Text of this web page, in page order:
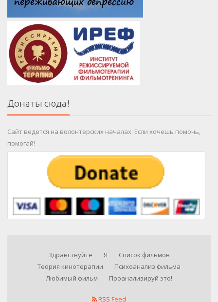
Донаты сюда!
Сайт ведется на волонтерских началах. Если хочешь помочь,
помогай!
Здравствуйте Я
Список фильмов
Теория кинотерапии
Психоанализ фильма
Любимый фильм
Проанализируй это!
RSS Feed